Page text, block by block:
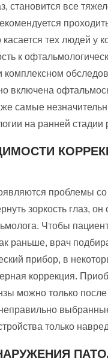
становится все
касается тех людей у
к
включена
самые
на ранней стадии
проблемы
зоркость глаз, он
Чтобы
раньше, врач
прибор, в
коррекция.
можно только после
только